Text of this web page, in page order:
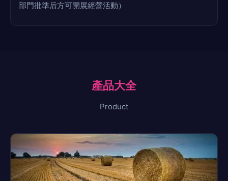
部門批準后方可開展經營活動）
產品大全
Product